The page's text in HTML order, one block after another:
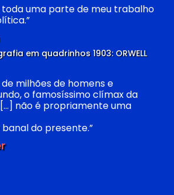
toda uma parte de meu trabalho
em quadrinhos 1903: ORWELL
milhões de homens e
o famosíssimo clímax da
não é propriamente uma
do presente.”